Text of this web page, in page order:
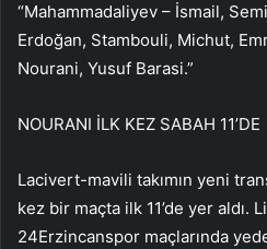
“Mahammadaliyev – İsmail,
Erdoğan, Stambouli, Michut,
Nourani, Yusuf Barasi.”
NOURANI İLK KEZ SABAH 11’DE
Lacivert-mavili takımın yeni
kez bir maçta ilk 11’de yer aldı.
24Erzincanspor maçlarında